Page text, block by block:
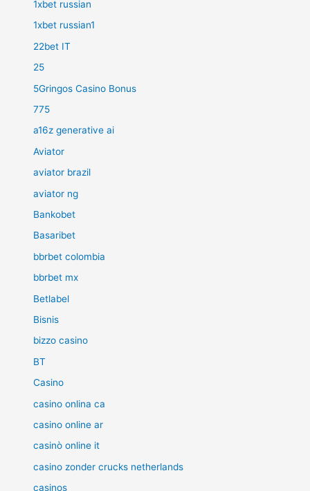
1xbet russian
1xbet russian1
22bet IT
25
5Gringos Casino Bonus
775
a16z generative ai
Aviator
aviator brazil
aviator ng
Bankobet
Basaribet
bbrbet colombia
bbrbet mx
Betlabel
Bisnis
bizzo casino
BT
Casino
casino onlina ca
casino online ar
casinò online it
casino zonder crucks netherlands
casinos